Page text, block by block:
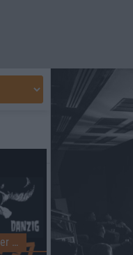
Black Listed Friday – Die 6+6+6 der Woche